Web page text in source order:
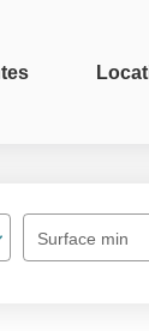
Surface min